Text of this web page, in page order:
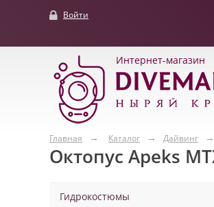
Войти
Интернет-магазин
Главная Каталог Дайвинг
Октопус Apeks
Гидрокостюмы